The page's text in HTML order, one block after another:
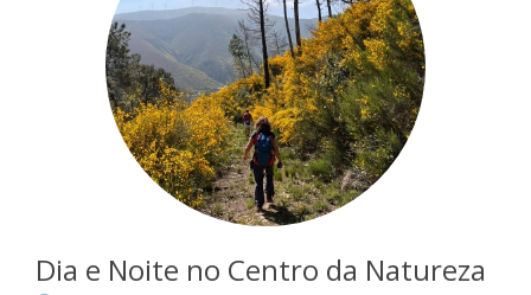
Dia e Noite no Centro da Natureza